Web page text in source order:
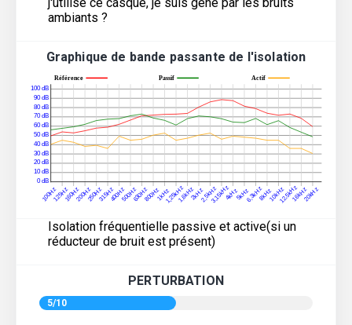
ambiants ?
Graphique de bande passante de l'isolation
Isolation fréquentielle passive et active(si un
réducteur de bruit est présent)
PERTURBATION
5/10